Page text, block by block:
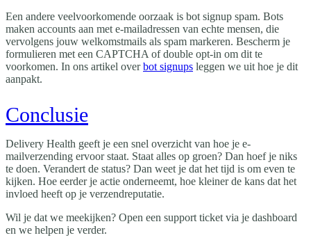
Een andere veelvoorkomende oorzaak is bot signup spam. Bots
maken accounts aan met e-mailadressen van echte mensen, die
vervolgens jouw welkomstmails als spam markeren. Bescherm je
formulieren met een CAPTCHA of double opt-in om dit te
voorkomen. In ons artikel overbot signups leggen we uit hoe je dit
aanpakt.
Conclusie
Delivery Health geeft je een snel overzicht van hoe je e-
mailverzending ervoor staat. Staat alles op groen? Dan hoef je niks
te doen. Verandert de status? Dan weet je dat het tijd is om even te
kijken. Hoe eerder je actie onderneemt, hoe kleiner de kans dat het
invloed heeft op je verzendreputatie.
Wil je dat we meekijken? Open een support ticket via je dashboard
en we helpen je verder.